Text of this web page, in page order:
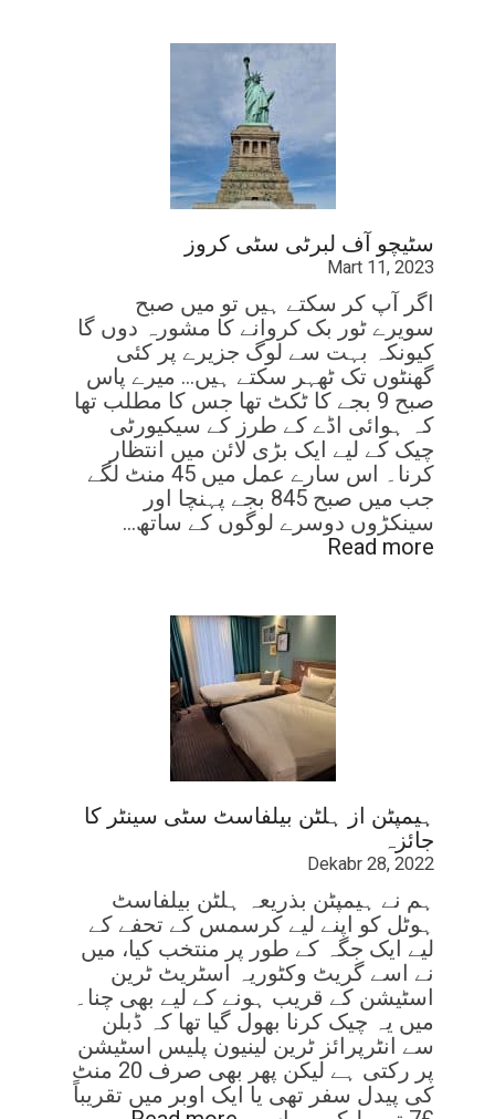
سٹیچو آف لبرٹی سٹی کروز
Mart 11, 2023
اگر آپ کر سکتے ہیں تو میں صبح
سویرے ٹور بک کروانے کا مشورہ دوں گا
کیونکہ بہت سے لوگ جزیرے پر کئی
گھنٹوں تک ٹھہر سکتے ہیں… میرے پاس
صبح 9 بجے کا ٹکٹ تھا جس کا مطلب تھا
کہ ہوائی اڈے کے طرز کے سیکیورٹی
چیک کے لیے ایک بڑی لائن میں انتظار
کرنا۔ اس سارے عمل میں 45 منٹ لگے
جب میں صبح 845 بجے پہنچا اور
سینکڑوں دوسرے لوگوں کے ساتھ…
Read more
ہیمپٹن از ہلٹن بیلفاسٹ سٹی سینٹر کا
جائزہ
Dekabr 28, 2022
ہم نے ہیمپٹن بذریعہ ہلٹن بیلفاسٹ
ہوٹل کو اپنے لیے کرسمس کے تحفے کے
لیے ایک جگہ کے طور پر منتخب کیا، میں
نے اسے گریٹ وکٹوریہ اسٹریٹ ٹرین
اسٹیشن کے قریب ہونے کے لیے بھی چنا۔
میں یہ چیک کرنا بھول گیا تھا کہ ڈبلن
سے انٹرپرائز ٹرین لینیون پلیس اسٹیشن
پر رکتی ہے لیکن پھر بھی صرف 20 منٹ
کی پیدل سفر تھی یا ایک اوبر میں تقریباً